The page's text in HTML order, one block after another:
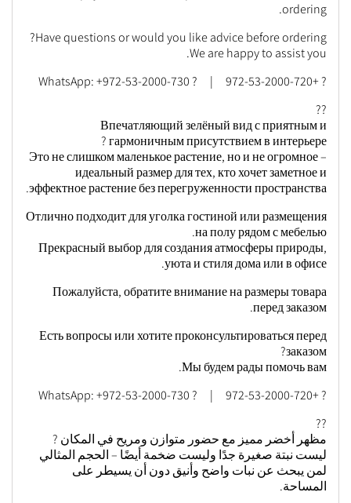
ordering.
Have questions or would you like advice before ordering?
We are happy to assist you.
? +972-53-2000-720 | ? WhatsApp: +972-53-2000-730
??
Впечатляющий зелёный вид с приятным и
гармоничным присутствием в интерьере ?
Это не слишком маленькое растение, но и не огромное –
идеальный размер для тех, кто хочет заметное и
эффектное растение без перегруженности пространства.
Отлично подходит для уголка гостиной или размещения
на полу рядом с мебелью.
Прекрасный выбор для создания атмосферы природы,
уюта и стиля дома или в офисе.
Пожалуйста, обратите внимание на размеры товара
перед заказом.
Есть вопросы или хотите проконсультироваться перед
заказом?
Мы будем рады помочь вам.
? +972-53-2000-720 | ? WhatsApp: +972-53-2000-730
??
مظهر أخضر مميز مع حضور متوازن ومريح في المكان ?
ليست نبتة صغيرة جدًا وليست ضخمة أيضًا – الحجم المثالي
لمن يبحث عن نبات واضح وأنيق دون أن يسيطر على
المساحة.